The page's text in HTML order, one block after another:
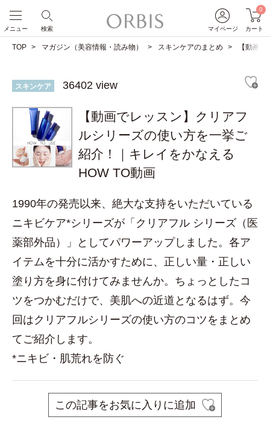
マイページ
0
カート
検索
メニュー
TOP マガジン（美容情報・読み物） スキンケアのまとめ 【動画
スキンケア 36402 view
【動画でレッスン】クリアフ
ルシリーズの使い方を一挙ご
紹介！｜キレイをかなえる
HOW TO動画
1990年の発売以来、絶大な支持をいただいている
ニキビケア*シリーズが「クリアフル シリーズ（医
薬部外品）」としてパワーアップしました。各ア
イテムを十分に活かすために、正しい量・正しい
塗り方を身に付けてみませんか。ちょっとしたコ
ツをつかむだけで、美肌への近道となるはず。今
回はクリアフルシリーズの使い方のコツをまとめ
てご紹介します。
*ニキビ・肌荒れを防ぐ
この記事をお気に入りに追加